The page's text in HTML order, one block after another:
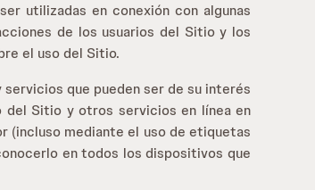
utilizadas en conexión con algunas
de los usuarios del Sitio y los
el uso del Sitio.
que pueden ser de su interés
del Sitio y otros servicios en línea en
(incluso mediante el uso de etiquetas
en todos los dispositivos que